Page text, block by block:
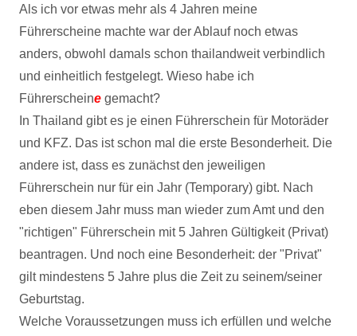
Als ich vor etwas mehr als 4 Jahren meine
Führerscheine machte war der Ablauf noch etwas
anders, obwohl damals schon thailandweitverbindlich
und einheitlich festgelegt. Wieso habe ich
Führerscheine gemacht?
In Thailand gibt es je einen Führerschein für Motoräder
und KFZ. Das ist schon mal die erste Besonderheit. Die
andere ist, dass es zunächst den jeweiligen
Führerschein nur für ein Jahr (Temporary) gibt. Nach
eben diesem Jahr muss man wieder zum Amt und den
"richtigen" Führerschein mit 5 Jahren Gültigkeit (Privat)
beantragen. Und noch eine Besonderheit: der "Privat"
gilt mindestens 5 Jahre plus die Zeit zu seinem/seiner
Geburtstag.
Welche Voraussetzungen muss ich erfüllen und welche